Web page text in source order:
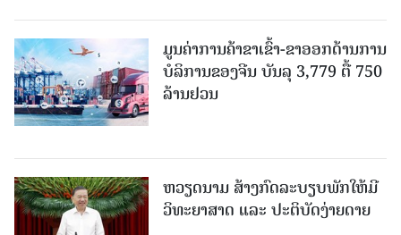
ມູນຄ່າການຄ້າຂາເຂົ້າ-ຂາອອກດ້ານການ
ບໍລິການຂອງຈີນ ບັນລຸ 3,779 ຕື້ 750
ລ້ານຢວນ
ຫວຽດນາມ ສ້າງກົດລະບຽບພັກໃຫ້ມີ
ວິທະຍາສາດ ແລະ ປະຕິບັດງ່າຍດາຍ